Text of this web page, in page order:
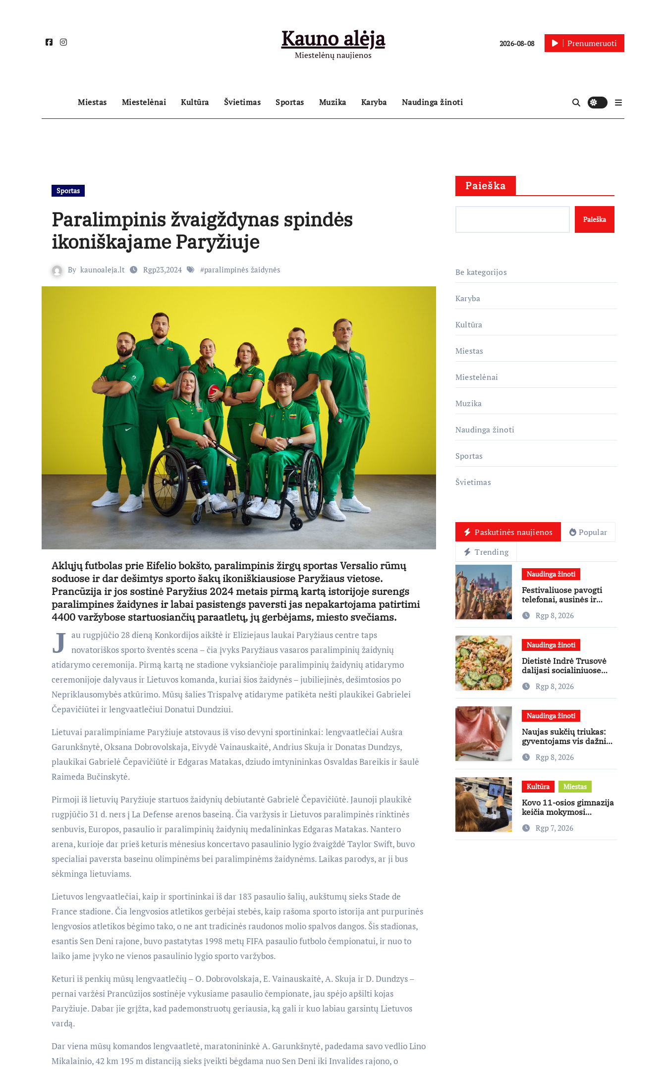
Kauno alėja
Miestelėnų naujienos
2026-08-08 Prenumeruoti
Miestas Miestelėnai Kultūra Švietimas Sportas Muzika Karyba Naudinga žinoti
Sportas
Paralimpinis žvaigždynas spindės
ikoniškajame Paryžiuje
By kaunoaleja.lt Rgp23,2024 #paralimpinės žaidynės
Aklųjų futbolas prie Eifelio bokšto, paralimpinis žirgų sportas Versalio rūmų
soduose ir dar dešimtys sporto šakų ikoniškiausiose Paryžiaus vietose.
Prancūzija ir jos sostinė Paryžius 2024 metais pirmą kartą istorijoje surengs
paralimpines žaidynes ir labai pasistengs paversti jas nepakartojama patirtimi
4400 varžybose startuosiančių paraatletų, jų gerbėjams, miesto svečiams.
J au rugpjūčio 28 dieną Konkordijos aikštė ir Eliziejaus laukai Paryžiaus centre taps
novatoriškos sporto šventės scena – čia įvyks Paryžiaus vasaros paralimpinių žaidynių
atidarymo ceremonija. Pirmą kartą ne stadione vyksiančioje paralimpinių žaidynių atidarymo
ceremonijoje dalyvaus ir Lietuvos komanda, kuriai šios žaidynės – jubiliejinės, dešimtosios po
Nepriklausomybės atkūrimo. Mūsų šalies Trispalvę atidaryme patikėta nešti plaukikei Gabrielei
Čepavičiūtei ir lengvaatlečiui Donatui Dundziui.
Lietuvai paralimpiniame Paryžiuje atstovaus iš viso devyni sportininkai: lengvaatlečiai Aušra
Garunkšnytė, Oksana Dobrovolskaja, Eivydė Vainauskaitė, Andrius Skuja ir Donatas Dundzys,
plaukikai Gabrielė Čepavičiūtė ir Edgaras Matakas, dziudo imtynininkas Osvaldas Bareikis ir šaulė
Raimeda Bučinskytė.
Pirmoji iš lietuvių Paryžiuje startuos žaidynių debiutantė Gabrielė Čepavičiūtė. Jaunoji plaukikė
rugpjūčio 31 d. ners į La Defense arenos baseiną. Čia varžysis ir Lietuvos paralimpinės rinktinės
senbuvis, Europos, pasaulio ir paralimpinių žaidynių medalininkas Edgaras Matakas. Nantero
arena, kurioje dar prieš keturis mėnesius koncertavo pasaulinio lygio žvaigždė Taylor Swift, buvo
specialiai paversta baseinu olimpinėms bei paralimpinėms žaidynėms. Laikas parodys, ar ji bus
sėkminga lietuviams.
Lietuvos lengvaatlečiai, kaip ir sportininkai iš dar 183 pasaulio šalių, aukštumų sieks Stade de
France stadione. Čia lengvosios atletikos gerbėjai stebės, kaip rašoma sporto istorija ant purpurinės
lengvosios atletikos bėgimo tako, o ne ant tradicinės raudonos molio spalvos dangos. Šis stadionas,
esantis Sen Deni rajone, buvo pastatytas 1998 metų FIFA pasaulio futbolo čempionatui, ir nuo to
laiko jame įvyko ne vienos pasaulinio lygio sporto varžybos.
Keturi iš penkių mūsų lengvaatlečių – O. Dobrovolskaja, E. Vainauskaitė, A. Skuja ir D. Dundzys –
pernai varžėsi Prancūzijos sostinėje vykusiame pasaulio čempionate, jau spėjo apšilti kojas
Paryžiuje. Dabar jie grįžta, kad pademonstruotų geriausia, ką gali ir kuo labiau garsintų Lietuvos
vardą.
Dar viena mūsų komandos lengvaatletė, maratonininkė A. Garunkšnytė, padedama savo vedlio Lino
Mikalainio, 42 km 195 m distanciją sieks įveikti bėgdama nuo Sen Deni iki Invalides rajono, o
Paieška
Paieška
Be kategorijos
Karyba
Kultūra
Miestas
Miestelėnai
Muzika
Naudinga žinoti
Sportas
Švietimas
Paskutinės naujienos
Popular
Trending
Naudinga žinoti
Festivaliuose pavogti
telefonai, ausinės ir
primena apie
didžiausias finansines
rizikas
Rgp 8, 2026
Naudinga žinoti
Dietistė Indrė Trusovė
dalijasi socialiniuose
išpopuliarėjusiu lašišos
salotų receptu
Rgp 8, 2026
Naudinga žinoti
Naujas sukčių triukas:
gyventojams vis dažniau
Rgp 8, 2026
Kultūra Miestas
Kovo 11-osios gimnazija
keičia mokymosi
kaupimo – prie jų
supratimo ir taikymo
Rgp 7, 2026